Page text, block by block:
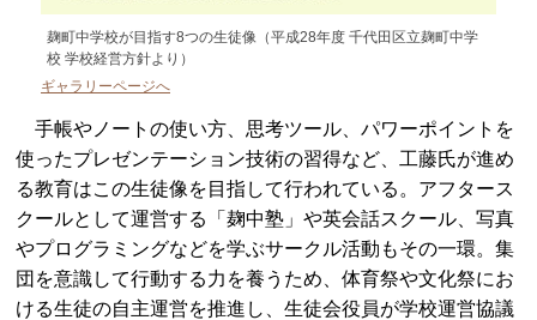
麹町中学校が目指す8つの生徒像（平成28年度 千代田区立麹町中学
校 学校経営方針より）
ギャラリーページへ
手帳やノートの使い方、思考ツール、パワーポイントを
使ったプレゼンテーション技術の習得など、工藤氏が進め
る教育はこの生徒像を目指して行われている。アフタース
クールとして運営する「麹中塾」や英会話スクール、写真
やプログラミングなどを学ぶサークル活動もその一環。集
団を意識して行動する力を養うため、体育祭や文化祭にお
ける生徒の自主運営を推進し、生徒会役員が学校運営協議